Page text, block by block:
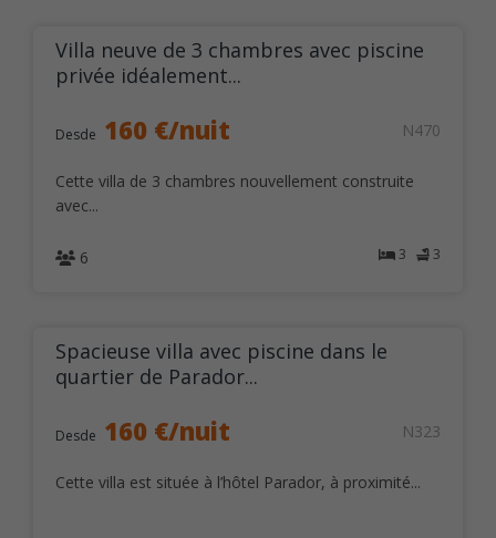
Villa neuve de 3 chambres avec piscine
privée idéalement...
Desde 160 €/nuit N470
Cette villa de 3 chambres nouvellement construite
avec...
3 3
6
Spacieuse villa avec piscine dans le
quartier de Parador...
Desde 160 €/nuit N323
Cette villa est située à l’hôtel Parador, à proximité...